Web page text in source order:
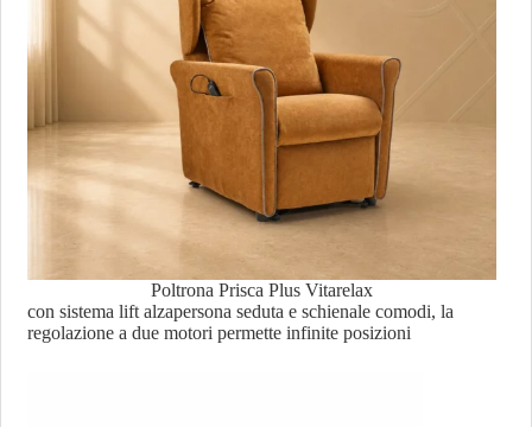
Poltrona Prisca Plus Vitarelax
con sistema lift alzapersona seduta e schienale comodi, la
regolazione a due motori permette infinite posizioni